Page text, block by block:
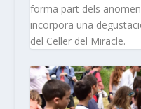
forma part dels
incorpora una
del Celler del Miracle.